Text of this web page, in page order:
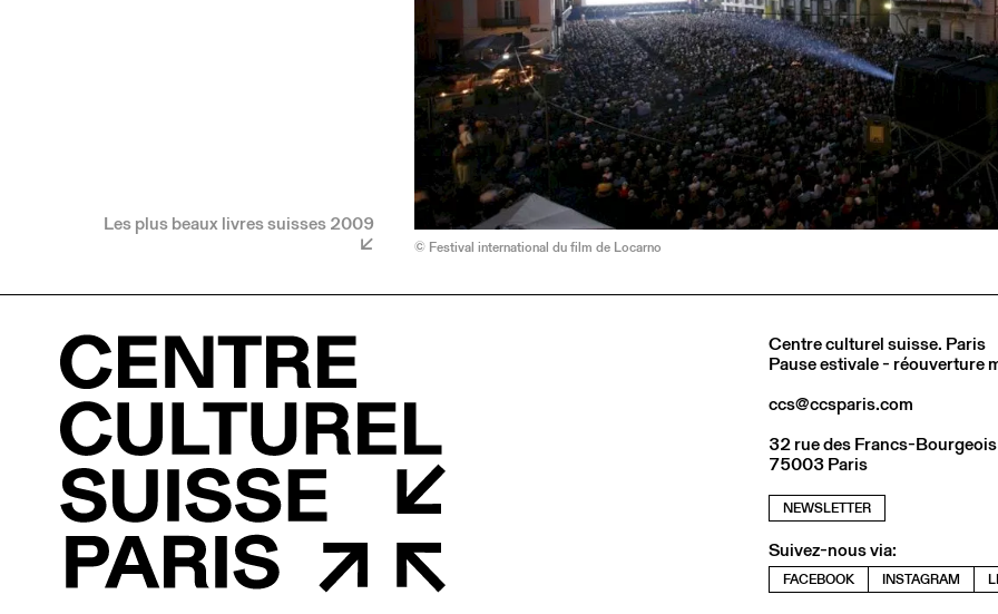
Les plus beaux livres suisses 2009
© Festival international du film de Locarno
Centre culturel suisse. Paris
Pause estivale - réouverture
ccs@ccsparis.com
32 rue des Francs-Bourgeois
75003 Paris
NEWSLETTER
Suivez-nous via:
FACEBOOK INSTAGRAM